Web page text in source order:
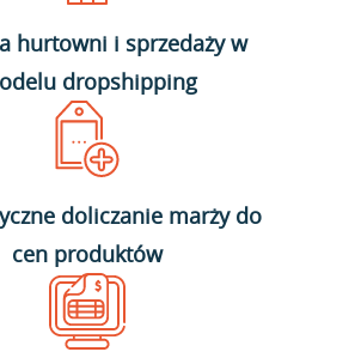
hurtowni i sprzedaży w
dropshipping
doliczanie marży do
cen produktów